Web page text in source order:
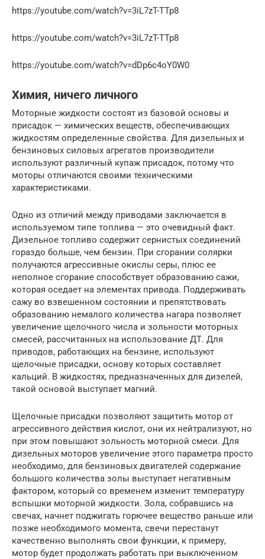
https://youtube.com/watch?v=3iL7zT-TTp8
https://youtube.com/watch?v=3iL7zT-TTp8
https://youtube.com/watch?v=dDp6c4oY0W0
Химия, ничего личного
Моторные жидкости состоят из базовой основы и
присадок — химических веществ, обеспечивающих
жидкостям определенные свойства. Для дизельных и
бензиновых силовых агрегатов производители
используют различный купаж присадок, потому что
моторы отличаются своими техническими
характеристиками.
Одно из отличий между приводами заключается в
используемом типе топлива — это очевидный факт.
Дизельное топливо содержит сернистых соединений
гораздо больше, чем бензин. При сгорании солярки
получаются агрессивные окислы серы, плюс ее
неполное сгорание способствует образованию сажи,
которая оседает на элементах привода. Поддерживать
сажу во взвешенном состоянии и препятствовать
образованию немалого количества нагара позволяет
увеличение щелочного числа и зольности моторных
смесей, рассчитанных на использование ДТ. Для
приводов, работающих на бензине, используют
щелочные присадки, основу которых составляет
кальций. В жидкостях, предназначенных для дизелей,
такой основой выступает магний.
Щелочные присадки позволяют защитить мотор от
агрессивного действия кислот, они их нейтрализуют, но
при этом повышают зольность моторной смеси. Для
дизельных моторов увеличение этого параметра просто
необходимо, для бензиновых двигателей содержание
большого количества золы выступает негативным
фактором, который со временем изменит температуру
вспышки моторной жидкости. Зола, собравшись на
свечах, начнет поджигать горючее вещество раньше или
позже необходимого момента, свечи перестанут
качественно выполнять свои функции, к примеру,
мотор будет продолжать работать при выключенном